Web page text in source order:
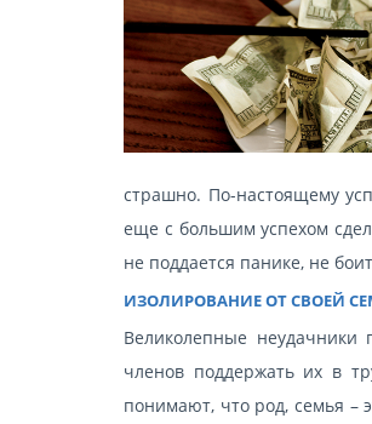
страшно. По-настоящему
еще с большим успехом
не поддается панике, не
ИЗОЛИРОВАНИЕ ОТ СВОЕЙ
Великолепные неудачники
членов поддержать их в
понимают, что род, семья –